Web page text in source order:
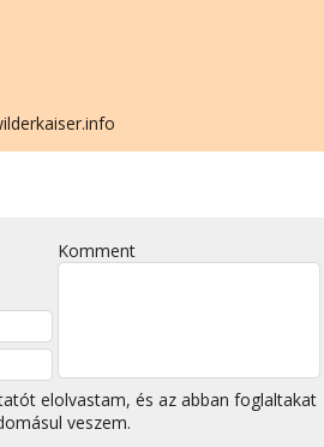
Komment
elolvastam, és az abban foglaltakat
veszem.